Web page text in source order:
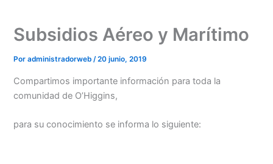
Subsidios Aéreo y Marítimo
Poradministradorweb/20 junio, 2019
Compartimos importante información para toda la
comunidad de O’Higgins,
para su conocimiento se informa lo siguiente: